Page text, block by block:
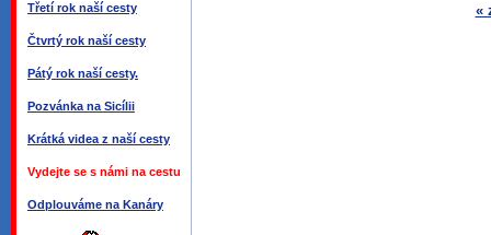
Třetí rok naší cesty
Čtvrtý rok naší cesty
Pátý rok naší cesty.
Pozvánka na Sicílii
Krátká videa z naší cesty
Vydejte se s námi na cestu
Odplouváme na Kanáry
«